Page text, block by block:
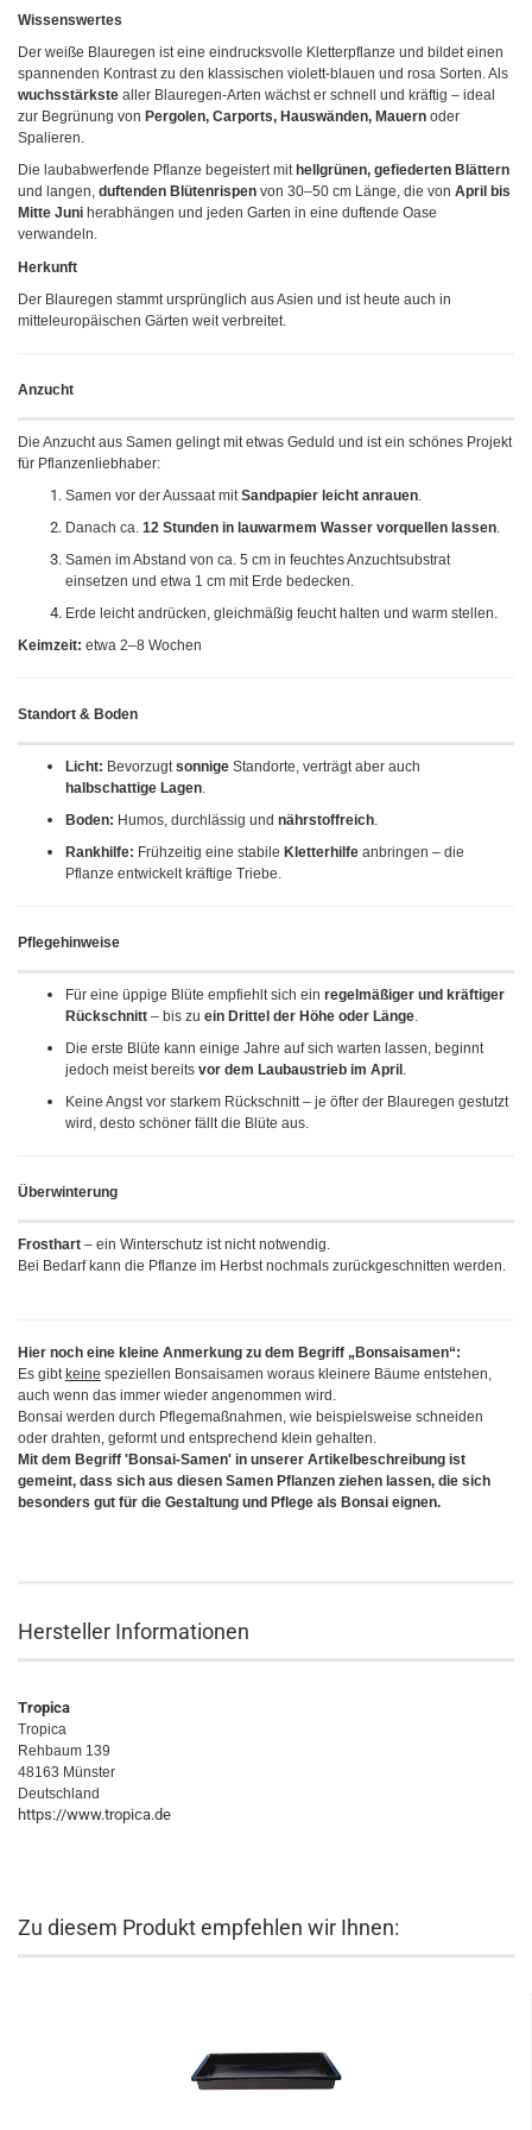
Wissenswertes
Der weiße Blauregen ist eine eindrucksvolle Kletterpflanze und bildet einen
spannenden Kontrast zu den klassischen violett-blauen und rosa Sorten. Als
wuchsstärkste aller Blauregen-Arten wächst er schnell und kräftig – ideal
zur Begrünung von Pergolen, Carports, Hauswänden, Mauern oder
Spalieren.
Die laubabwerfende Pflanze begeistert mit hellgrünen, gefiederten Blättern
und langen, duftenden Blütenrispen von 30–50 cm Länge, die von April bis
Mitte Juni herabhängen und jeden Garten in eine duftende Oase
verwandeln.
Herkunft
Der Blauregen stammt ursprünglich aus Asien und ist heute auch in
mitteleuropäischen Gärten weit verbreitet.
Anzucht
Die Anzucht aus Samen gelingt mit etwas Geduld und ist ein schönes Projekt
für Pflanzenliebhaber:
Samen vor der Aussaat mitSandpapier leicht anrauen.
Danach ca. 12 Stunden in lauwarmem Wasser vorquellen lassen.
Samen im Abstand von ca. 5 cm in feuchtes Anzuchtsubstrat
einsetzen und etwa 1 cm mit Erde bedecken.
Erde leicht andrücken, gleichmäßig feucht halten und warm stellen.
Keimzeit: etwa 2–8 Wochen
Standort & Boden
Licht: Bevorzugtsonnige Standorte, verträgt aber auch
halbschattige Lagen.
Boden: Humos, durchlässig und nährstoffreich.
Rankhilfe: Frühzeitig eine stabile Kletterhilfe anbringen – die
Pflanze entwickelt kräftige Triebe.
Pflegehinweise
Für eine üppige Blüte empfiehlt sich ein regelmäßiger und kräftiger
Rückschnitt – bis zu ein Drittel der Höhe oder Länge.
Die erste Blüte kann einige Jahre auf sich warten lassen, beginnt
jedoch meist bereits vor dem Laubaustrieb im April .
Keine Angst vor starkem Rückschnitt – je öfter der Blauregen gestutzt
wird, desto schöner fällt die Blüte aus.
Überwinterung
Frosthart – ein Winterschutz ist nicht notwendig.
Bei Bedarf kann die Pflanze im Herbst nochmals zurückgeschnitten werden.
Hier noch eine kleine Anmerkung zu dem Begriff „Bonsaisamen“:
Es gibt keine speziellen Bonsaisamen woraus kleinere Bäume entstehen,
auch wenn das immer wieder angenommen wird.
Bonsai werden durch Pflegemaßnahmen, wie beispielsweise schneiden
oder drahten, geformt und entsprechend klein gehalten.
Mit dem Begriff 'Bonsai-Samen' in unserer Artikelbeschreibung ist
gemeint, dass sich aus diesen Samen Pflanzen ziehen lassen, die sich
besonders gut für die Gestaltung und Pflege als Bonsai eignen.
Hersteller Informationen
Tropica
Tropica
Rehbaum 139
48163 Münster
Deutschland
https://www.tropica.de
Zu diesem Produkt empfehlen wir Ihnen: